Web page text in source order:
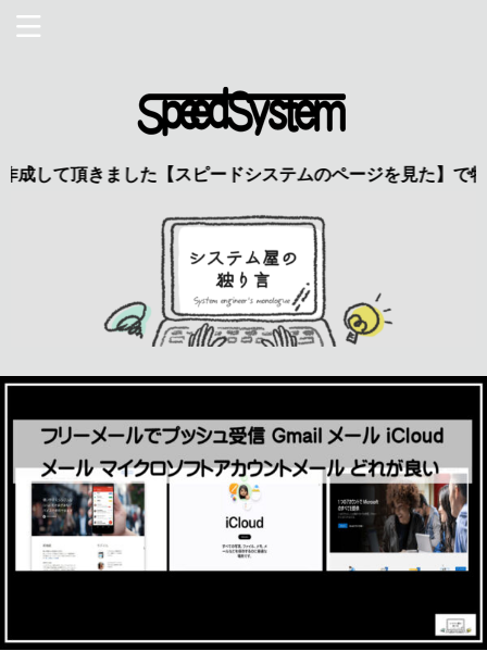
した【スピードシステムのページを見た】で特典あり 興